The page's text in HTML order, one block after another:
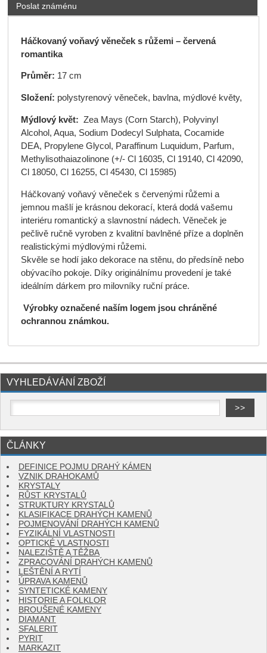
Poslat známénu
Háčkovaný voňavý věneček s růžemi – červená
romantika
Průměr: 17 cm
Složení: polystyrenový věneček, bavlna, mýdlové květy,
Mýdlový květ: Zea Mays (Corn Starch), Polyvinyl
Alcohol, Aqua, Sodium Dodecyl Sulphata, Cocamide
DEA, Propylene Glycol, Paraffinum Luquidum, Parfum,
Methylisothaiazolinone (+/- Cl 16035, Cl 19140, Cl 42090,
Cl 18050, Cl 16255, Cl 45430, Cl 15985)
Háčkovaný voňavý věneček s červenými růžemi a
jemnou mašlí je krásnou dekorací, která dodá vašemu
interiéru romantický a slavnostní nádech. Věneček je
pečlivě ručně vyroben z kvalitní bavlněné příze a doplněn
realistickými mýdlovými růžemi.
Skvěle se hodí jako dekorace na stěnu, do předsíně nebo
obývacího pokoje. Díky originálnímu provedení je také
ideálním dárkem pro milovníky ruční práce.
Výrobky označené naším logem jsou chráněné
ochrannou známkou.
VYHLEDÁVÁNÍ ZBOŽÍ
ČLÁNKY
DEFINICE POJMU DRAHÝ KÁMEN
VZNIK DRAHOKAMŮ
KRYSTALY
RŮST KRYSTALŮ
STRUKTURY KRYSTALŮ
KLASIFIKACE DRAHÝCH KAMENŮ
POJMENOVÁNÍ DRAHÝCH KAMENŮ
FYZIKÁLNÍ VLASTNOSTI
OPTICKÉ VLASTNOSTI
NALEZIŠTĚ A TĚŽBA
ZPRACOVÁNÍ DRAHÝCH KAMENŮ
LEŠTĚNÍ A RYTÍ
ÚPRAVA KAMENŮ
SYNTETICKÉ KAMENY
HISTORIE A FOLKLOR
BROUŠENÉ KAMENY
DIAMANT
SFALERIT
PYRIT
MARKAZIT